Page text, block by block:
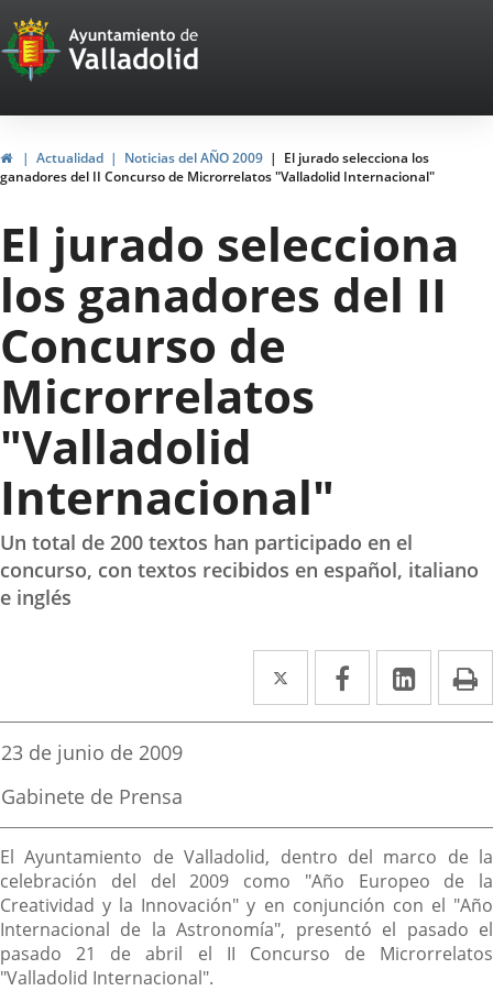
Portal
Web
del
Ayuntamiento
de
Valladolid
HomeActualidad Noticias del AÑO 2009
El jurado selecciona los
ganadores del II Concurso de Microrrelatos "Valladolid Internacional"
El jurado selecciona
los ganadores del II
Concurso de
Microrrelatos
"Valladolid
Internacional"
Un total de 200 textos han participado en el
concurso, con textos recibidos en español, italiano
e inglés
Twitter
Enlace
a
externa.
Facebook
Enlace
a
externa.
Enlace
a
Fecha
la
noticia
23 de junio de 2009
Fuente
la
noticia
Gabinete de Prensa
Descripción
El Ayuntamiento de Valladolid, dentro del marco de la
celebración del del 2009 como "Año Europeo de la
Creatividad y la Innovación" y en conjunción con el "Año
Internacional de la Astronomía", presentó el pasado el
pasado 21 de abril el II Concurso de Microrrelatos
"Valladolid Internacional".